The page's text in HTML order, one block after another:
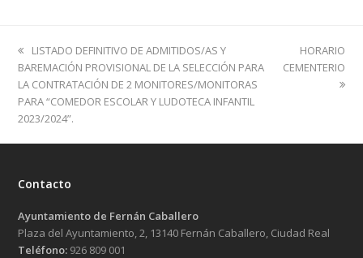
previous
post:
LISTADO DEFINITIVO DE ADMITIDOS/AS Y
BAREMACIÓN PROVISIONAL DE LA SELECCIÓN PARA
LA CONTRATACIÓN DE 2 MONITORES/MONITORAS
PARA “COMEDOR ESCOLAR Y LUDOTECA INFANTIL
2023/2024”.
next
post:
HORARIO
CEMENTERIO
Contacto
Ayuntamiento de Fernán Caballero
Plaza del Ayuntamiento, 2, 13140 Fernán Caballero, Ciudad Real
Teléfono: 926 809 001